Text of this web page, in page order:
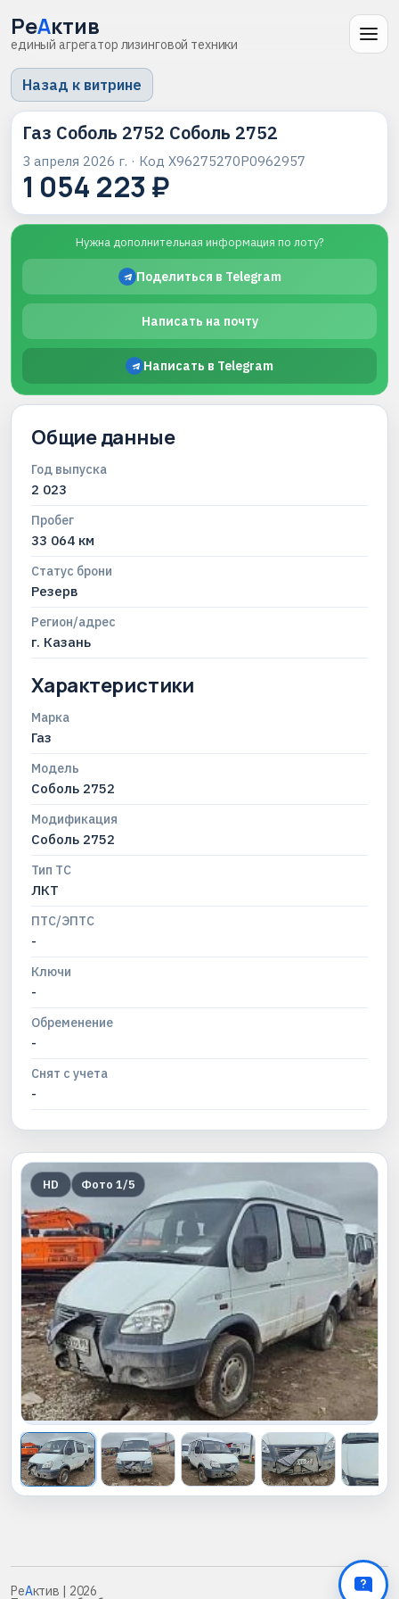
РеАктив
единый агрегатор лизинговой техники
Назад к витрине
Газ Соболь 2752 Соболь 2752
3 апреля 2026 г. · Код X96275270P0962957
1 054 223 ₽
Нужна дополнительная информация по лоту?
Поделиться в Telegram
Написать на почту
Написать в Telegram
Общие данные
Год выпуска
2 023
Пробег
33 064 км
Статус брони
Резерв
Регион/адрес
г. Казань
Характеристики
Марка
Газ
Модель
Соболь 2752
Модификация
Соболь 2752
Тип ТС
ЛКТ
ПТС/ЭПТС
-
Ключи
-
Обременение
-
Снят с учета
-
HD Фото 1/5
РеАктив | 2026